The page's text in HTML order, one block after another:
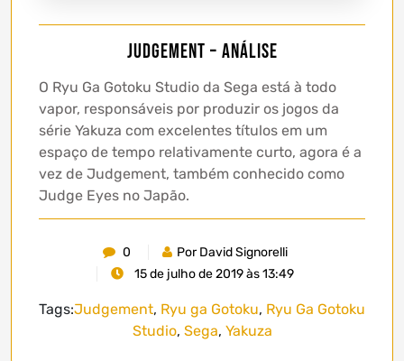
Judgement – Análise
O Ryu Ga Gotoku Studio da Sega está à todo
vapor, responsáveis por produzir os jogos da
série Yakuza com excelentes títulos em um
espaço de tempo relativamente curto, agora é a
vez de Judgement, também conhecido como
Judge Eyes no Japão.
0
Por David Signorelli
15 de julho de 2019 às 13:49
Tags:Judgement, Ryu ga Gotoku, Ryu Ga Gotoku
Studio, Sega, Yakuza